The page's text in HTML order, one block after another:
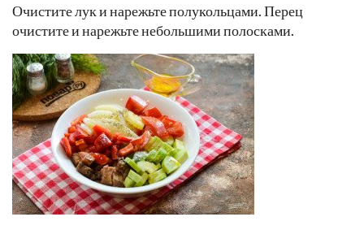
Очистите лук и нарежьте полукольцами. Перец
очистите и нарежьте небольшими полосками.